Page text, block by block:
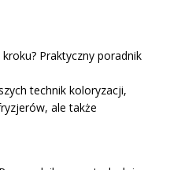
Praktyczny poradnik
technik koloryzacji,
ale także